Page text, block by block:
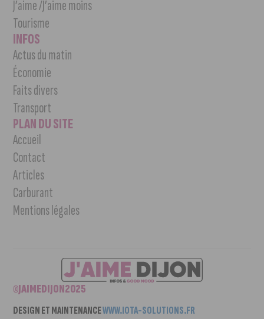
J’aime /J’aime moins
Tourisme
INFOS
Actus du matin
Économie
Faits divers
Transport
PLAN DU SITE
Accueil
Contact
Articles
Carburant
Mentions légales
©JAIMEDIJON2025
DESIGN ET MAINTENANCEWWW.IOTA-SOLUTIONS.FR